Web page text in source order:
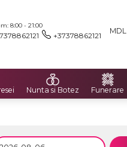
8:00 - 21:00
+37378862121 MDL
Nunta si Botez Funerare